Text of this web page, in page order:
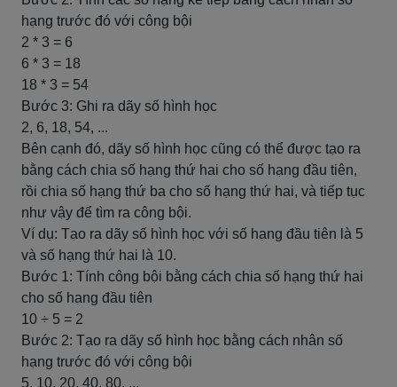
hạng trước đó với công bội
2 * 3 = 6
6 * 3 = 18
18 * 3 = 54
Bước 3: Ghi ra dãy số hình học
2, 6, 18, 54, ...
Bên cạnh đó, dãy số hình học cũng có thể được tạo ra
bằng cách chia số hạng thứ hai cho số hạng đầu tiên,
rồi chia số hạng thứ ba cho số hạng thứ hai, và tiếp tục
như vậy để tìm ra công bội.
Ví dụ: Tạo ra dãy số hình học với số hạng đầu tiên là 5
và số hạng thứ hai là 10.
Bước 1: Tính công bội bằng cách chia số hạng thứ hai
cho số hạng đầu tiên
10 ÷ 5 = 2
Bước 2: Tạo ra dãy số hình học bằng cách nhân số
hạng trước đó với công bội
5, 10, 20, 40, 80, ...